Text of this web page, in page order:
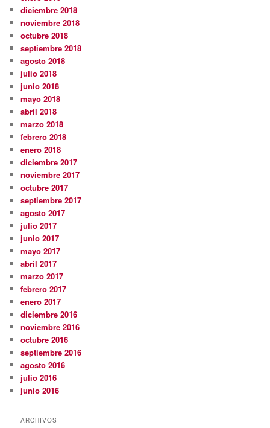
diciembre 2018
noviembre 2018
octubre 2018
septiembre 2018
agosto 2018
julio 2018
junio 2018
mayo 2018
abril 2018
marzo 2018
febrero 2018
enero 2018
diciembre 2017
noviembre 2017
octubre 2017
septiembre 2017
agosto 2017
julio 2017
junio 2017
mayo 2017
abril 2017
marzo 2017
febrero 2017
enero 2017
diciembre 2016
noviembre 2016
octubre 2016
septiembre 2016
agosto 2016
julio 2016
junio 2016
ARCHIVOS